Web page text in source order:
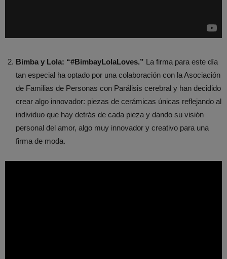
Bimba y Lola: “#BimbayLolaLoves.” La firma para este día
tan especial ha optado por una colaboración con la Asociación
de Familias de Personas con Parálisis cerebral y han decidido
crear algo innovador: piezas de cerámicas únicas reflejando al
individuo que hay detrás de cada pieza y dando su visión
personal del amor, algo muy innovador y creativo para una
firma de moda.